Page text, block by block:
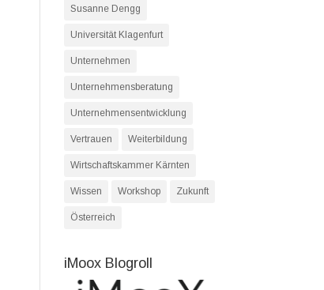
Susanne Dengg
Universität Klagenfurt
Unternehmen
Unternehmensberatung
Unternehmensentwicklung
Vertrauen Weiterbildung
Wirtschaftskammer Kärnten
Wissen Workshop Zukunft
Österreich
iMoox Blogroll